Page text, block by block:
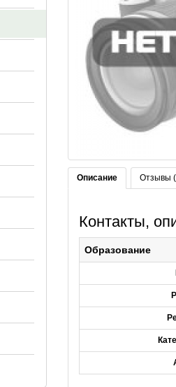
Описание Отзывы
Контакты,
Образование